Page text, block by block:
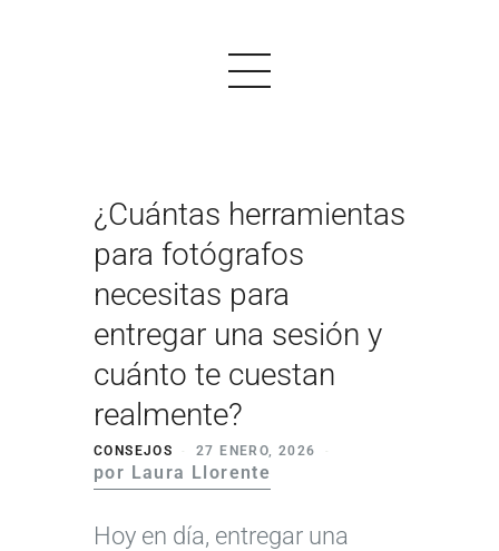
PRODUCTOS
EJEMPLOS
OPINIONES
PRECIOS
LOGIN
EMPEZAR AHORA
¿Cuántas herramientas
para fotógrafos
necesitas para
entregar una sesión y
cuánto te cuestan
realmente?
CONSEJOS 27 ENERO, 2026
por Laura Llorente
Hoy en día, entregar una